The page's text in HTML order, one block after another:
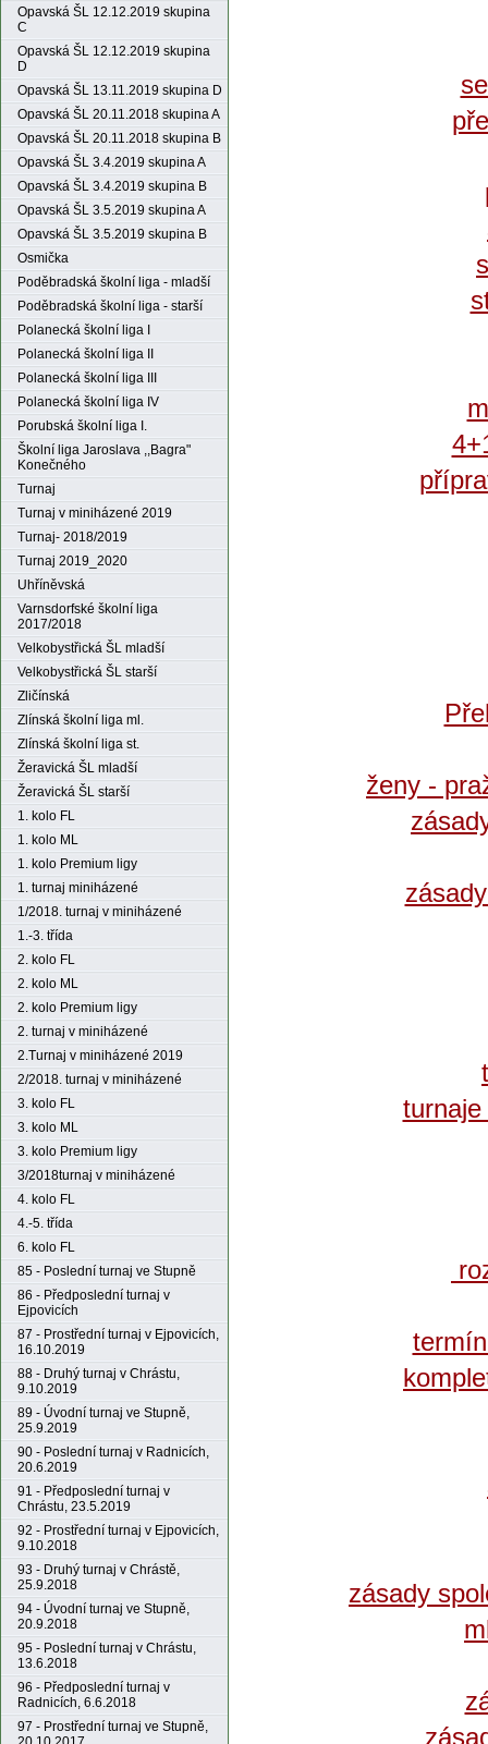
Opavská ŠL 12.12.2019 skupina
C
Opavská ŠL 12.12.2019 skupina
D
Opavská ŠL 13.11.2019 skupina D
Opavská ŠL 20.11.2018 skupina A
Opavská ŠL 20.11.2018 skupina B
Opavská ŠL 3.4.2019 skupina A
Opavská ŠL 3.4.2019 skupina B
Opavská ŠL 3.5.2019 skupina A
Opavská ŠL 3.5.2019 skupina B
Osmička
Poděbradská školní liga - mladší
Poděbradská školní liga - starší
Polanecká školní liga I
Polanecká školní liga II
Polanecká školní liga III
Polanecká školní liga IV
Porubská školní liga I.
Školní liga Jaroslava ,,Bagra"
Konečného
Turnaj
Turnaj v miniházené 2019
Turnaj- 2018/2019
Turnaj 2019_2020
Uhříněvská
Varnsdorfské školní liga
2017/2018
Velkobystřická ŠL mladší
Velkobystřická ŠL starší
Zličínská
Zlínská školní liga ml.
Zlínská školní liga st.
Žeravická ŠL mladší
Žeravická ŠL starší
1. kolo FL
1. kolo ML
1. kolo Premium ligy
1. turnaj miniházené
1/2018. turnaj v miniházené
1.-3. třída
2. kolo FL
2. kolo ML
2. kolo Premium ligy
2. turnaj v miniházené
2.Turnaj v miniházené 2019
2/2018. turnaj v miniházené
3. kolo FL
3. kolo ML
3. kolo Premium ligy
3/2018turnaj v miniházené
4. kolo FL
4.-5. třída
6. kolo FL
85 - Poslední turnaj ve Stupně
86 - Předposlední turnaj v
Ejpovicích
87 - Prostřední turnaj v Ejpovicích,
16.10.2019
88 - Druhý turnaj v Chrástu,
9.10.2019
89 - Úvodní turnaj ve Stupně,
25.9.2019
90 - Poslední turnaj v Radnicích,
20.6.2019
91 - Předposlední turnaj v
Chrástu, 23.5.2019
92 - Prostřední turnaj v Ejpovicích,
9.10.2018
93 - Druhý turnaj v Chrástě,
25.9.2018
94 - Úvodní turnaj ve Stupně,
20.9.2018
95 - Poslední turnaj v Chrástu,
13.6.2018
96 - Předposlední turnaj v
Radnicích, 6.6.2018
97 - Prostřední turnaj ve Stupně,
ženy -
zásady